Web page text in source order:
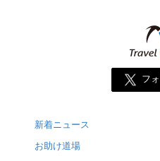
フ
新着ニュース
お助け道場